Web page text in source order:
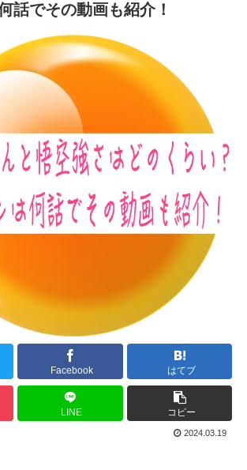
話でその動画も紹介！
Facebook はてブ
LINE コピー
2024.03.19